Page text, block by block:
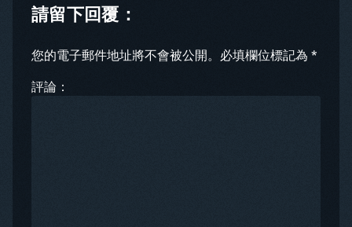
請留下回覆：
您的電子郵件地址將不會被公開。必填欄位標記為 *
評論：